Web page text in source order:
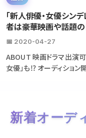
「新人俳優・女優シン
者は豪華映画や話題の
📅 2020-04-27
ABOUT 映画ドラマ出演可
女優」も⁉ オーディション
新着オーデ